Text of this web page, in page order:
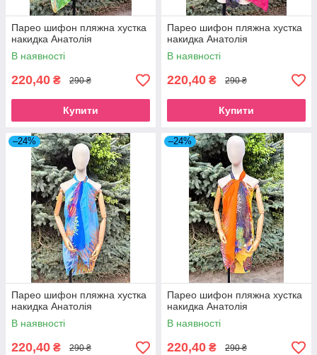
Парео шифон пляжна хустка
накидка Анатолія
В наявності
220,40 ₴ 290 ₴
Купити
Парео шифон пляжна хустка
накидка Анатолія
В наявності
220,40 ₴ 290 ₴
Купити
–24%
Парео шифон пляжна хустка
накидка Анатолія
В наявності
220,40 ₴ 290 ₴
–24%
Парео шифон пляжна хустка
накидка Анатолія
В наявності
220,40 ₴ 290 ₴